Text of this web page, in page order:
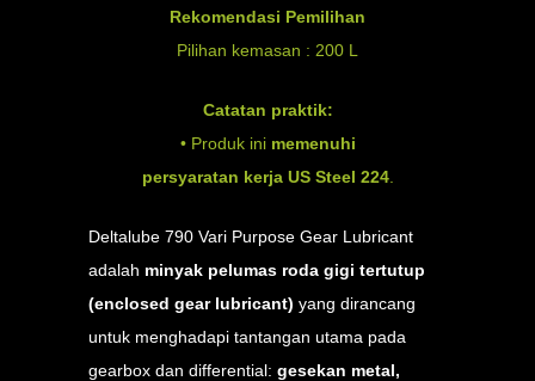
Rekomendasi Pemilihan
Pilihan kemasan : 200 L
Catatan praktik:
• Produk ini memenuhi
persyaratan kerja US Steel 224.
Deltalube 790 Vari Purpose Gear Lubricant
adalah minyak pelumas roda gigi tertutup
(enclosed gear lubricant) yang dirancang
untuk menghadapi tantangan utama pada
gearbox dan differential: gesekan metal,